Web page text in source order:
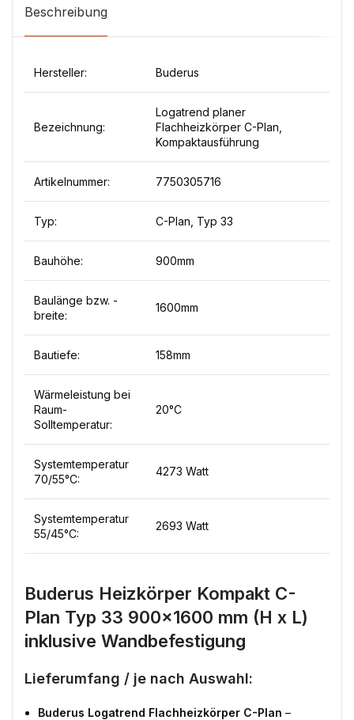
Beschreibung
Hersteller: Buderus
Bezeichnung:
Logatrend planer
Flachheizkörper C-Plan,
Kompaktausführung
Artikelnummer: 7750305716
Typ: C-Plan, Typ 33
Bauhöhe: 900mm
Baulänge bzw. -
breite:
1600mm
Bautiefe: 158mm
Wärmeleistung bei
Raum-
Solltemperatur:
20°C
Systemtemperatur
70/55°C:
4273 Watt
Systemtemperatur
55/45°C:
2693 Watt
Buderus Heizkörper Kompakt C-
Plan Typ 33 900×1600 mm (H x L)
inklusive Wandbefestigung
Lieferumfang / je nach Auswahl:
Buderus Logatrend Flachheizkörper C-Plan –